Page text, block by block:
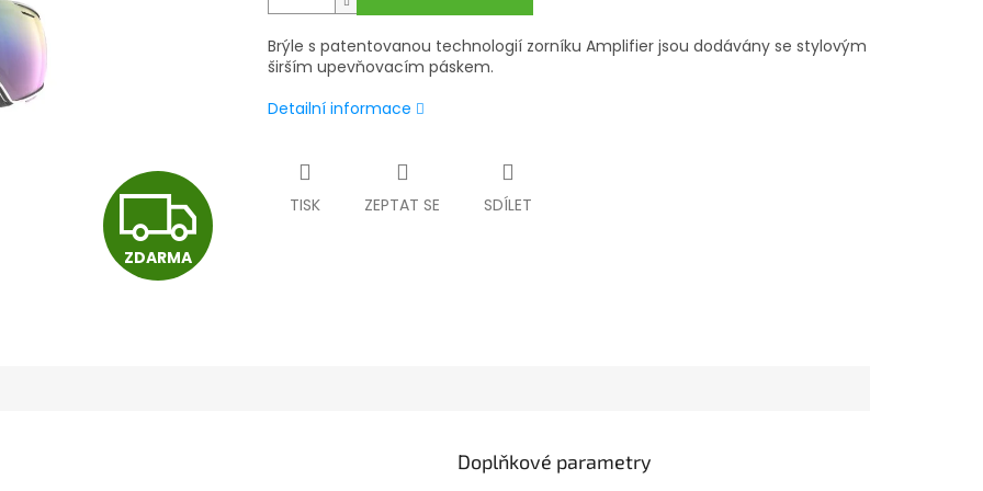
Z
D
ZDARMA
Brýle s patentovanou technologií zorníku Amplifier jsou dodávány se stylovým
širším upevňovacím páskem.
Detailní informace
TISK ZEPTAT SE SDÍLET
Doplňkové parametry